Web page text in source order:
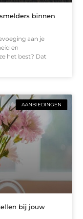
binnen
aan je
en
het best? Dat
AANBIEDINGEN
bij jouw